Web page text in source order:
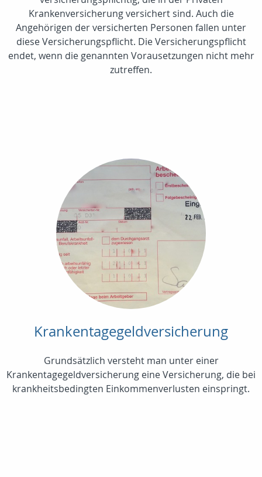
Krankenversicherung versichert sind. Auch die
Angehörigen der versicherten Personen fallen unter
diese Versicherungspflicht. Die Versicherungspflicht
endet, wenn die genannten Vorausetzungen nicht mehr
zutreffen.
Krankentagegeldversicherung
Grundsätzlich versteht man unter einer
Krankentagegeldversicherung eine Versicherung, die bei
krankheitsbedingten Einkommenverlusten einspringt.